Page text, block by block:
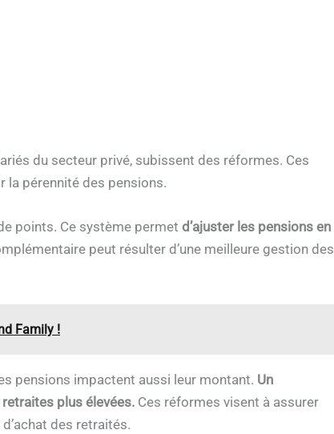
du secteur privé, subissent des réformes. Ces
la pérennité des pensions.
points. Ce système permet d’ajuster les pensions en
peut résulter d’une meilleure gestion des
Family !
pensions impactent aussi leur montant. Un
plus élevées. Ces réformes visent à assurer
des retraités.